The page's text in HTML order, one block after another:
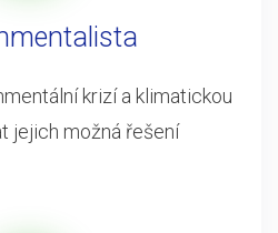
krizí a klimatickou
jejich možná řešení